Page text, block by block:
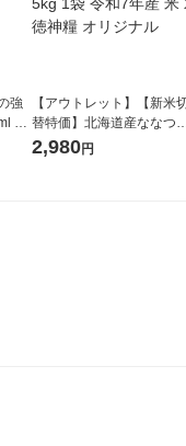
強
1
【アウトレット】【新米
替特価】北海道産ななつ
し 無洗米 5kg 1袋 令和7年
2,980円